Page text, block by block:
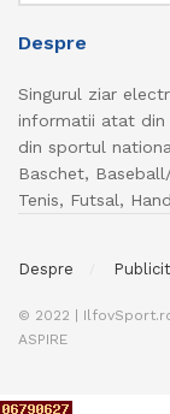
Despre
Singurul ziar
informatii atat
din sportul
Baschet,
Tenis, Futsal,
Despre
© 2022 |
ASPIRE